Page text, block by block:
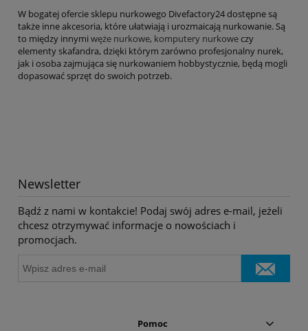
W bogatej ofercie sklepu nurkowego Divefactory24 dostępne są
także inne akcesoria, które ułatwiają i urozmaicają nurkowanie. Są
to między innymi węże nurkowe, komputery nurkoweczy
elementy skafandra, dzięki którym zarówno profesjonalny nurek,
jak i osoba zajmująca się nurkowaniem hobbystycznie, będą mogli
dopasować sprzęt do swoich potrzeb.
Newsletter
Bądź z nami w kontakcie! Podaj swój adres e-mail, jeżeli
chcesz otrzymywać informacje o nowościach i
promocjach.
Pomoc